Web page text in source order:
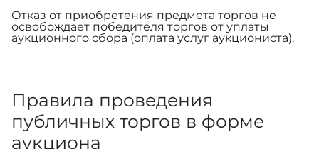
Отказ от приобретения предмета торгов не
освобождает победителя торгов от уплаты
аукционного сбора (оплата услуг аукциониста).
Правила проведения
публичных торгов в форме
аукциона